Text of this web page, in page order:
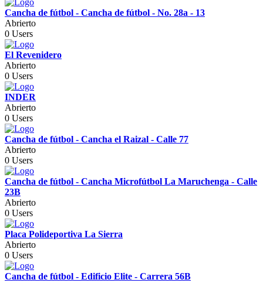
Cancha de fútbol - Cancha de fútbol - No. 28a - 13
Abrierto
0 Users
El Revenidero
Abrierto
0 Users
INDER
Abrierto
0 Users
Cancha de fútbol - Cancha el Raizal - Calle 77
Abrierto
0 Users
Cancha de fútbol - Cancha Microfútbol La Maruchenga - Calle
23B
Abrierto
0 Users
Placa Polideportiva La Sierra
Abrierto
0 Users
Cancha de fútbol - Edificio Elite - Carrera 56B